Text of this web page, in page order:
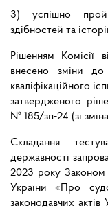
3) успішно
здібностей та
Рішенням
внесено зміни
кваліфікаційного
затвердженого
№ 185/зп-24 (зі
Складання
державності
2023 року Законом
України «Про
законодавчих